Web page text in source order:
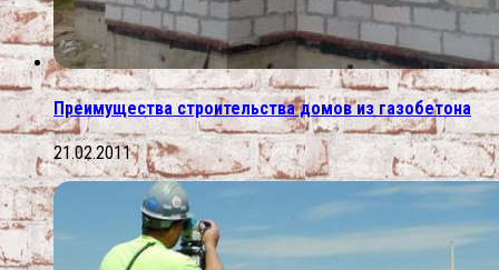
Преимущества строительства домов из газобетона
21.02.2011